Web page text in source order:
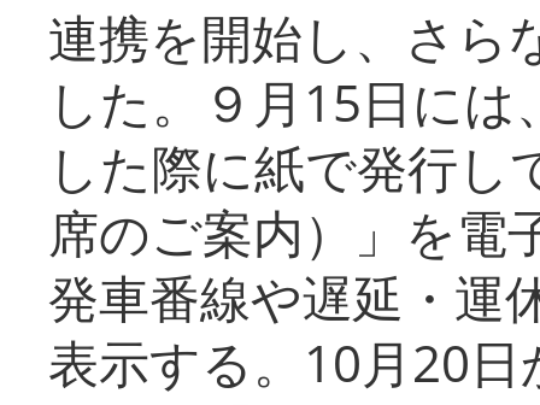
連携を開始し、さら
した。９月15日に
した際に紙で発行し
席のご案内）」を電
発車番線や遅延・運
表示する。10月20